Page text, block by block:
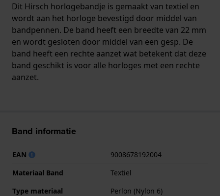
Dit Hirsch horlogebandje is gemaakt van textiel en
wordt aan het horloge bevestigd door middel van
bandpennen. De band heeft een breedte van 22 mm
en wordt gesloten door middel van een gesp. De
band heeft een rechte aanzet wat betekent dat deze
band geschikt is voor alle horloges met een rechte
aanzet.
Band informatie
EAN
9008678192004
Materiaal Band
Textiel
Type materiaal
Perlon (Nylon 6)